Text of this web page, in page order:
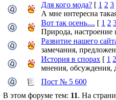
Для кого мода? [ 1 2 3
А мне интересна
Вот так осень.... [ 1 2
Природа, настроение
Развитие нашего
замечания,
История в спорах [ 1 2
мнения, обсуждения,
Пост № 5 600
В этом форуме тем: 11. На